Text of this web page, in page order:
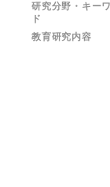
研究分野・キー
ド
教育研究内容